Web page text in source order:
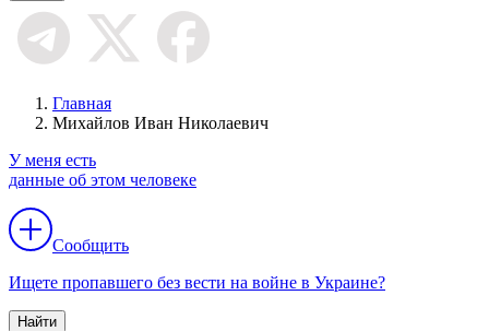
Главная
Михайлов Иван Николаевич
У меня есть
данные об этом человеке
Сообщить
Ищете пропавшего без вести на войне в Украине?
Найти